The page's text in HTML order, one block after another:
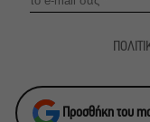
Προσθήκη του